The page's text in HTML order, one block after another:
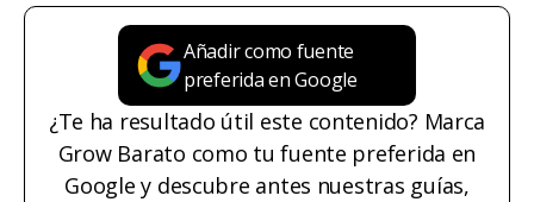
Añadir como fuente
preferida en Google
¿Te ha resultado útil este contenido? Marca
Grow Barato como tu fuente preferida en
Google y descubre antes nuestras guías,